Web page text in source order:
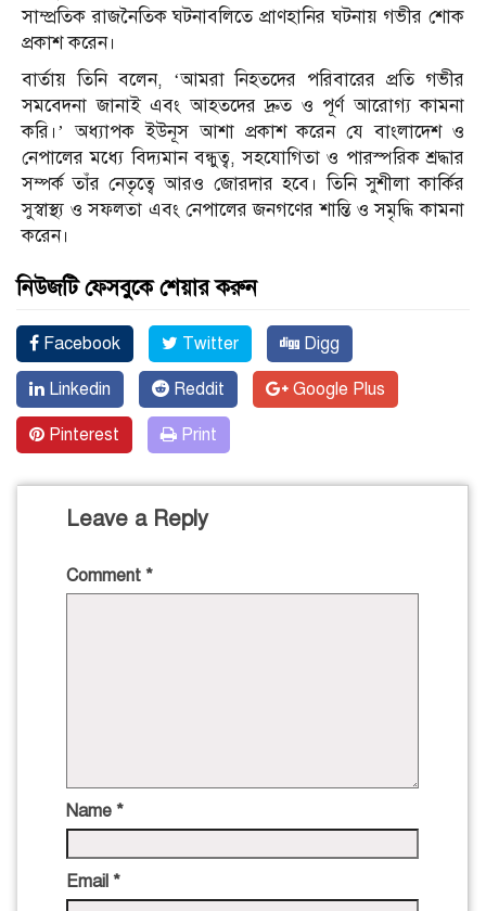
সাম্প্রতিক রাজনৈতিক ঘটনাবলিতে প্রাণহানির ঘটনায় গভীর শোক
প্রকাশ করেন।
বার্তায় তিনি বলেন, ‘আমরা নিহতদের পরিবারের প্রতি গভীর
সমবেদনা জানাই এবং আহতদের দ্রুত ও পূর্ণ আরোগ্য কামনা
করি।’ অধ্যাপক ইউনূস আশা প্রকাশ করেন যে বাংলাদেশ ও
নেপালের মধ্যে বিদ্যমান বন্ধুত্ব, সহযোগিতা ও পারস্পরিক শ্রদ্ধার
সম্পর্ক তাঁর নেতৃত্বে আরও জোরদার হবে। তিনি সুশীলা কার্কির
সুস্বাস্থ্য ও সফলতা এবং নেপালের জনগণের শান্তি ও সমৃদ্ধি কামনা
করেন।
নিউজটি ফেসবুকে শেয়ার করুন
Facebook Twitter Digg
Linkedin Reddit Google Plus
Pinterest Print
Leave a Reply
Comment *
Name *
Email *